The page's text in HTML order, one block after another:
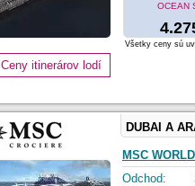
OCEAN
Ceny itinerárov lodí
Všetky ceny sú
DUBAI A
MSC
Odchod: